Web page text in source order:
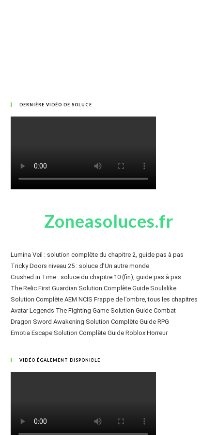
DERNIÈRE VIDÉO DE SOLUCE
Zoneasoluces.fr
Lumina Veil : solution complète du chapitre 2, guide pas à pas
Tricky Doors niveau 25 : soluce d’Un autre monde
Crushed in Time : soluce du chapitre 10 (fin), guide pas à pas
The Relic First Guardian Solution Complète Guide Soulslike
Solution Complète AEM NCIS Frappe de l’ombre, tous les chapitres
Avatar Legends The Fighting Game Solution Guide Combat
Dragon Sword Awakening Solution Complète Guide RPG
Emotia Escape Solution Complète Guide Roblox Horreur
VIDÉO ÉGALEMENT DISPONIBLE